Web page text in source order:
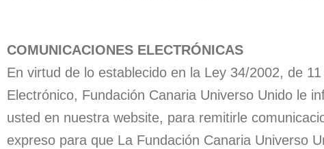
COMUNICACIONES ELECTRÓNICAS
En virtud de lo establecido en la Ley 34/2002, de
Electrónico, Fundación Canaria Universo Unido le
usted en nuestra website, para remitirle
expreso para que La Fundación Canaria Universo